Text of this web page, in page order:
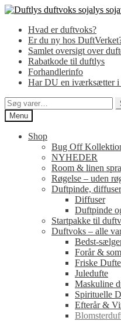
Spring
navigation
Spring
indholdHvad er duftvoks?
Er du ny hos
Samlet oversigt over
Rabatkode til duftlys
Forhandlerinfo
Har DU en iværksætter i
Søg
efter:
Menu
Shop
Bug Off
NYHEDER
Room & linen
Røgelse – uden
Duftpinde,
Diffuser
Duftpinde
Startpakke til
Duftvoks – alle
Bedst-
Forår &
Friske Dufte
Juledufte
Maskuline
Spirituelle
Efterår &